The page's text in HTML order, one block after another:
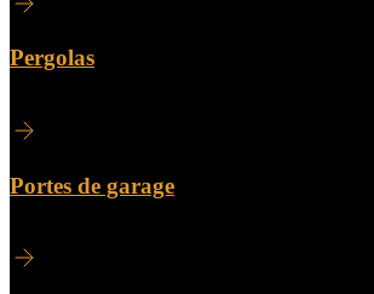
Pergolas
Portes de garage